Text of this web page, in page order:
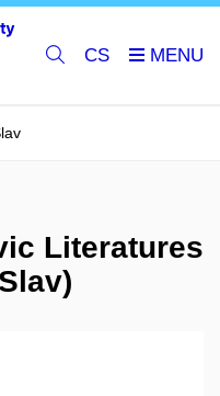
CS
Literatures